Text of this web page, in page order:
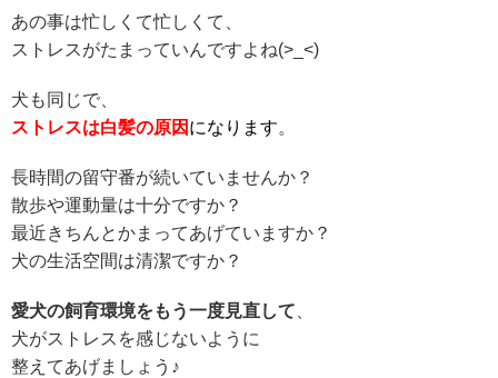
あの事は忙しくて忙しくて、
ストレスがたまっていんですよね(>_<)
犬も同じで、
ストレスは白髪の原因 になります。
長時間の留守番が続いていませんか？
散歩や運動量は十分ですか？
最近きちんとかまってあげていますか？
犬の生活空間は清潔ですか？
愛犬の飼育環境をもう一度見直して
犬がストレスを感じないように
整えてあげましょう♪